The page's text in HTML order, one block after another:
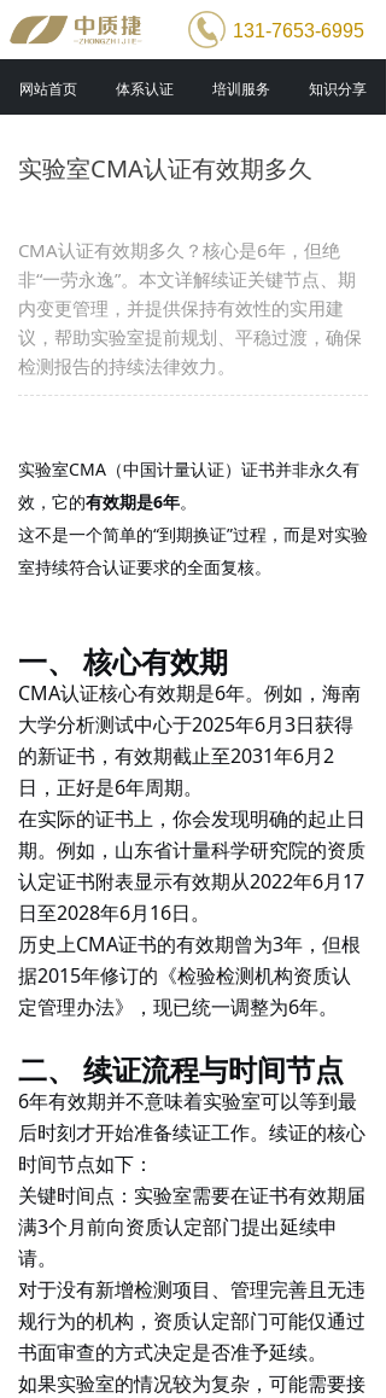
131-7653-6995
网站首页 体系认证 培训服务 知识分享
实验室CMA认证有效期多久
CMA认证有效期多久？核心是6年，但绝
非“一劳永逸”。本文详解续证关键节点、期
内变更管理，并提供保持有效性的实用建
议，帮助实验室提前规划、平稳过渡，确保
检测报告的持续法律效力。
实验室CMA（中国计量认证）证书并非永久有
效，它的有效期是6年。
这不是一个简单的“到期换证”过程，而是对实验
室持续符合认证要求的全面复核。
一、 核心有效期
CMA认证核心有效期是6年。例如，海南
大学分析测试中心于2025年6月3日获得
的新证书，有效期截止至2031年6月2
日，正好是6年周期。
在实际的证书上，你会发现明确的起止日
期。例如，山东省计量科学研究院的资质
认定证书附表显示有效期从2022年6月17
日至2028年6月16日。
历史上CMA证书的有效期曾为3年，但根
据2015年修订的《检验检测机构资质认
定管理办法》，现已统一调整为6年。
二、 续证流程与时间节点
6年有效期并不意味着实验室可以等到最
后时刻才开始准备续证工作。续证的核心
时间节点如下：
关键时间点 ：实验室需要在证书有效期届
满3个月前向资质认定部门提出延续申
请。
对于没有新增检测项目、管理完善且无违
规行为的机构，资质认定部门可能仅通过
书面审查的方式决定是否准予延续。
如果实验室的情况较为复杂，可能需要接